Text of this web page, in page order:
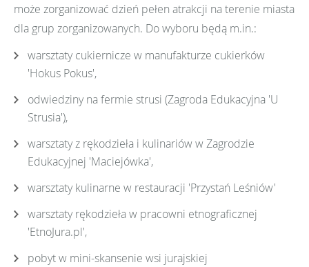
może zorganizować dzień pełen atrakcji na terenie miasta
dla grup zorganizowanych. Do wyboru będą m.in.:
warsztaty cukiernicze w manufakturze cukierków
'Hokus Pokus',
odwiedziny na fermie strusi (Zagroda Edukacyjna 'U
Strusia'),
warsztaty z rękodzieła i kulinariów w Zagrodzie
Edukacyjnej 'Maciejówka',
warsztaty kulinarne w restauracji 'Przystań Leśniów'
warsztaty rękodzieła w pracowni etnograficznej
'EtnoJura.pl',
pobyt w mini-skansenie wsi jurajskiej